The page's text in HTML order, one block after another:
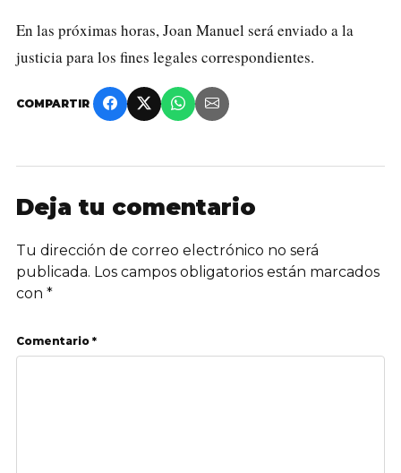
En las próximas horas, Joan Manuel será enviado a la
justicia para los fines legales correspondientes.
COMPARTIR
Deja tu comentario
Tu dirección de correo electrónico no será
publicada. Los campos obligatorios están marcados
con *
Comentario *